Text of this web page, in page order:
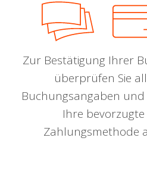
Zur Bestätigung Ihrer
überprüfen Sie
Buchungsangaben
Ihre bevorzugte
Zahlungsmethode